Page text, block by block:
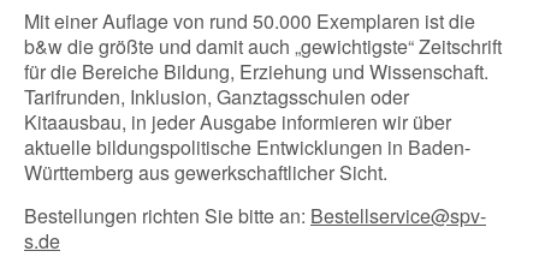
Mit einer Auflage von rund 50.000 Exemplaren ist die
b&w die größte und damit auch „gewichtigste“ Zeitschrift
für die Bereiche Bildung, Erziehung und Wissenschaft.
Tarifrunden, Inklusion, Ganztagsschulen oder
Kitaausbau, in jeder Ausgabe informieren wir über
aktuelle bildungspolitische Entwicklungen in Baden-
Württemberg aus gewerkschaftlicher Sicht.
Bestellungen richten Sie bitte an: Bestellservice@spv-
s.de